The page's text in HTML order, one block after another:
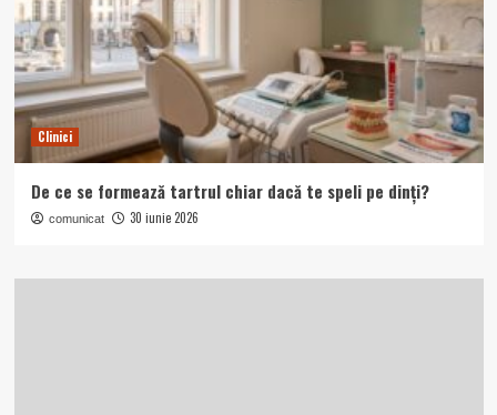
Clinici
De ce se formează tartrul chiar dacă te speli pe dinți?
comunicat 30 iunie 2026